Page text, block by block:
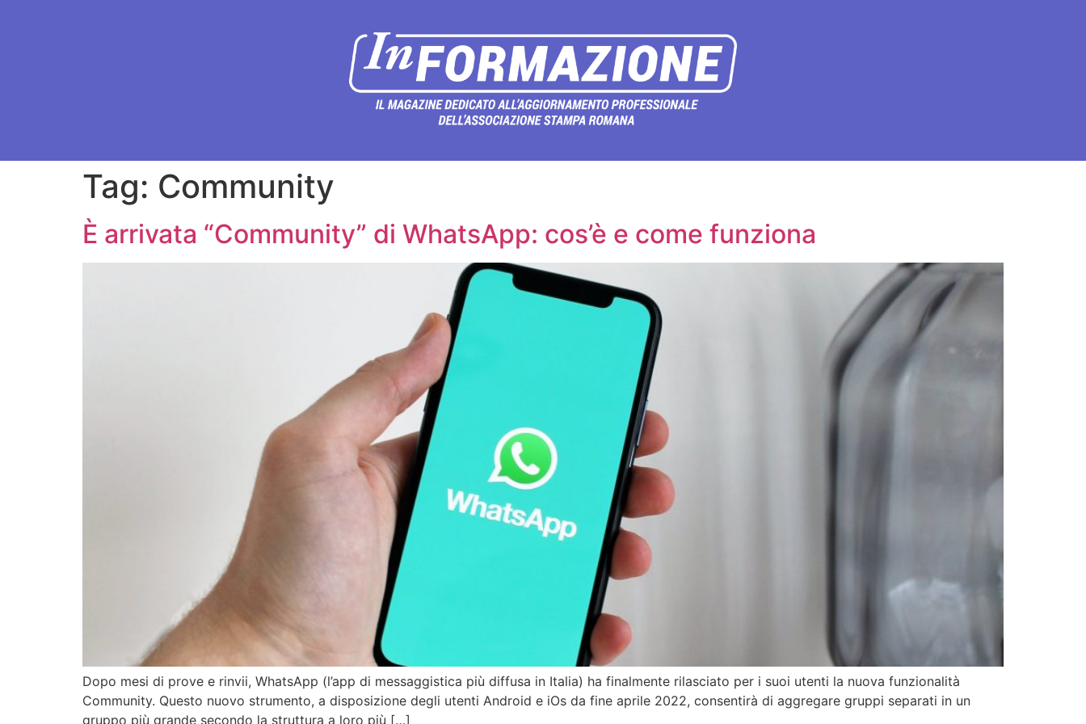
Tag: Community
È arrivata “Community” di WhatsApp: cos’è e come funziona
Dopo mesi di prove e rinvii, WhatsApp (l’app di messaggistica più diffusa in Italia) ha finalmente rilasciato per i suoi utenti la nuova funzionalità
Community. Questo nuovo strumento, a disposizione degli utenti Android e iOs da fine aprile 2022, consentirà di aggregare gruppi separati in un
gruppo più grande secondo la struttura a loro più […]